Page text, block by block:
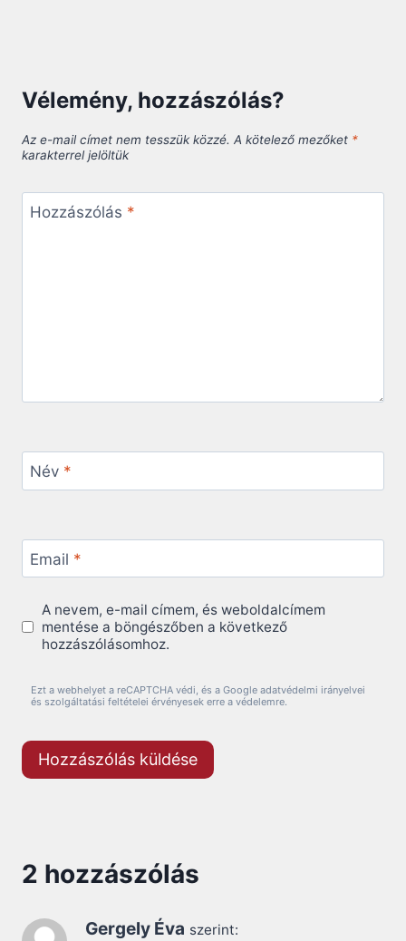
Vélemény, hozzászólás?
Az e-mail címet nem tesszük közzé. A kötelező mezőket *
karakterrel jelöltük
Hozzászólás *
Név *
Email *
A nevem, e-mail címem, és weboldalcímem
mentése a böngészőben a következő
hozzászólásomhoz.
Ezt a webhelyet a reCAPTCHA védi, és a Google adatvédelmi irányelvei
és szolgáltatási feltételei érvényesek erre a védelemre.
2 hozzászólás
Gergely Éva szerint: